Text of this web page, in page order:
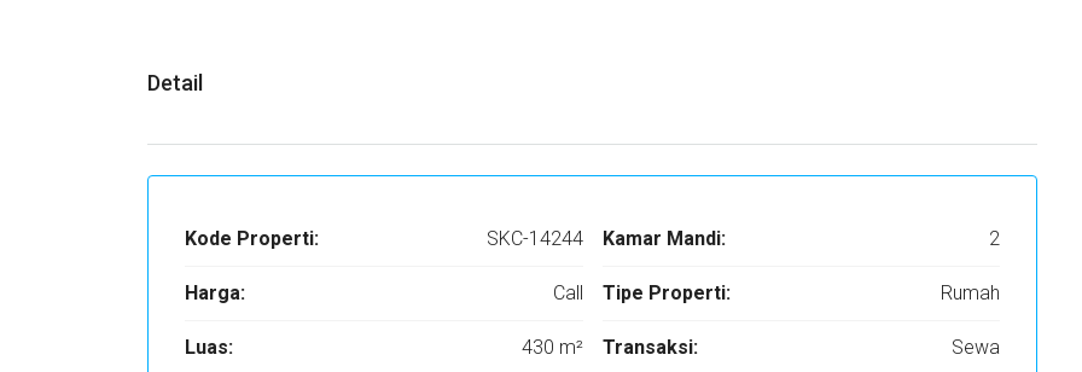
Detail
Kode Properti: SKC-14244
Harga: Call
Luas: 430 m²
Kamar Mandi: 2
Tipe Properti: Rumah
Transaksi: Sewa